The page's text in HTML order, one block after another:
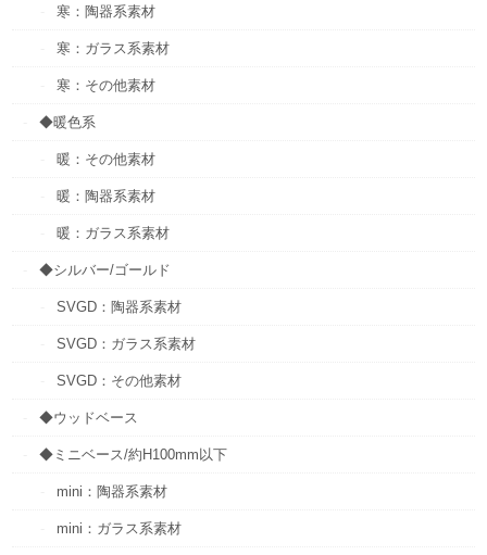
寒：陶器系素材
寒：ガラス系素材
寒：その他素材
◆暖色系
暖：その他素材
暖：陶器系素材
暖：ガラス系素材
◆シルバー/ゴールド
SVGD：陶器系素材
SVGD：ガラス系素材
SVGD：その他素材
◆ウッドベース
◆ミニベース/約H100mm以下
mini：陶器系素材
mini：ガラス系素材